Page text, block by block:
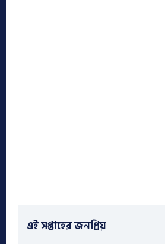
এই সপ্তাহের জনপ্রিয়